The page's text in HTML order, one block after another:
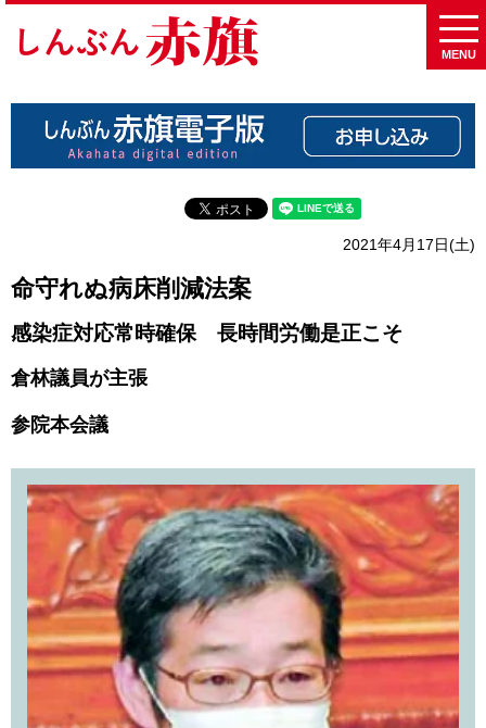
MENU
2021年4月17日(土)
命守れぬ病床削減法案
感染症対応常時確保 長時間労働是正こそ
倉林議員が主張
参院本会議